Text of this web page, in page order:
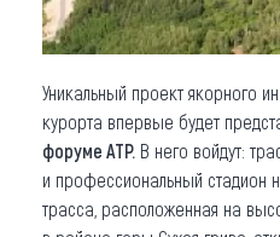
Уникальный проект якорного
курорта впервые будет
форуме АТР. В него войдут:
и профессиональный стадион
трасса, расположенная на